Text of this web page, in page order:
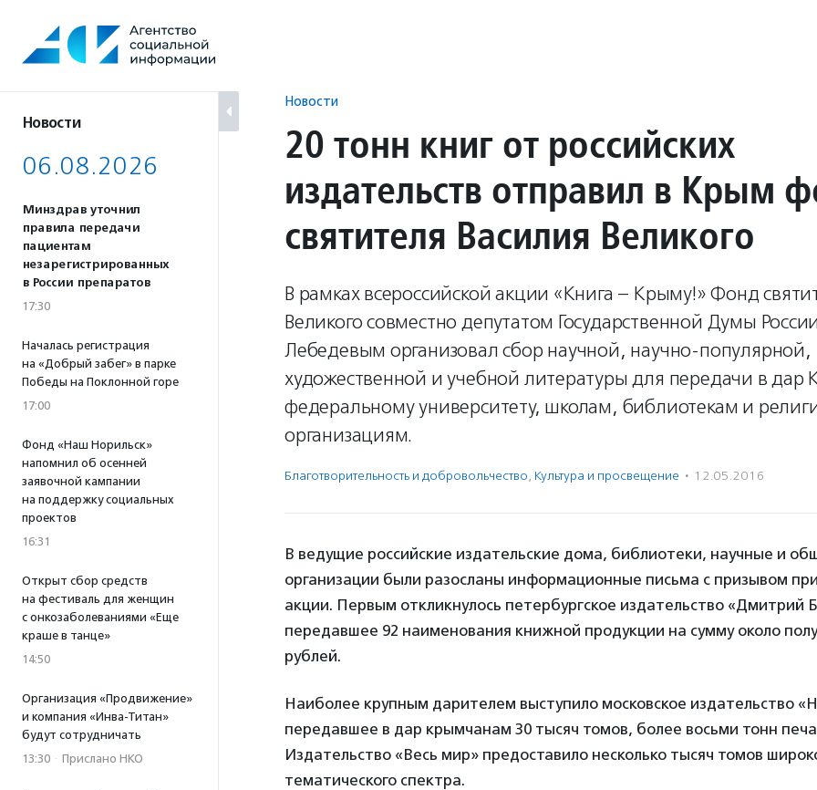
содержанию
Новости
06.08.2026
Минздрав уточнил
правила передачи
пациентам
незарегистрированных
в России препаратов
17:30
Началась регистрация
на «Добрый забег» в парке
Победы на Поклонной горе
17:00
Фонд «Наш Норильск»
напомнил об осенней
заявочной кампании
на поддержку социальных
проектов
16:31
Открыт сбор средств
на фестиваль для женщин
с онкозаболеваниями «Еще
краше в танце»
14:50
Организация «Продвижение»
и компания «Инва-Титан»
будут сотрудничать
13:30 · Прислано НКО
Новости
20 тонн книг от российских
издательств отправил в Крым
святителя Василия Великого
В рамках всероссийской акции «Книга – Крыму!» Фонд
Великого совместно депутатом Государственной Думы
Лебедевым организовал сбор научной, научно-популярной,
художественной и учебной литературы для передачи в дар
федеральному университету, школам, библиотекам и
организациям.
Благотвори­тель­ность и доброволь­чест­во, Культура и просвещение · 12.05.2016
В ведущие российские издательские дома, библиотеки, научные и
организации были разосланы информационные письма с призывом
акции. Первым откликнулось петербургское издательство «Дмитрий
передавшее 92 наименования книжной продукции на сумму около
рублей.
Наиболее крупным дарителем выступило московское издательство
передавшее в дар крымчанам 30 тысяч томов, более восьми тонн
Издательство «Весь мир» предоставило несколько тысяч томов
тематического спектра.